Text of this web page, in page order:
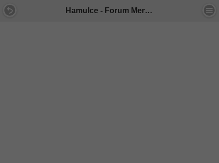
Hamulce - Forum Mercedes E-Klasa